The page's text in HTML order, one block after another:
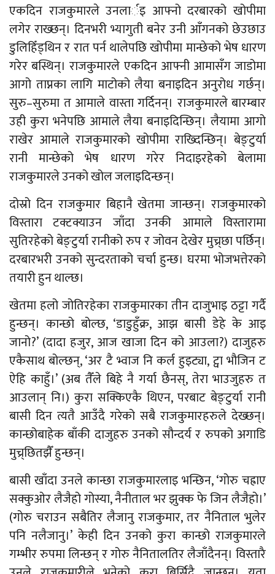
एकदिन राजकुमारले उनलार्इ आफ्नो दरबारको खोपीमा
लगेर राख्छन्। दिनभरी भ्यागुती बनेर उनी आँगनको छेउछाउ
डुलिहिँड्थिन र रात पर्न थालेपछि खोपीमा मान्छेको भेष धारण
गरेर बस्थिन्। राजकुमारले एकदिन आफ्नी आमासँग जाडोमा
आगो ताप्नका लागि माटोको लैया बनाइदिन अनुरोध गर्छन्।
सुरु–सुरुमा त आमाले वास्ता गर्दिनन्। राजकुमारले बारम्बार
उही कुरा भनेपछि आमाले लैया बनाइदिन्छिन्। लैयामा आगो
राखेर आमाले राजकुमारको खोपीमा राख्दिन्छिन्। बेङ्टुर्या
रानी मान्छेको भेष धारण गरेर निदाइरहेको बेलामा
राजकुमारले उनको खोल जलाइदिन्छन्।
दोस्रो दिन राजकुमार बिहानै खेतमा जान्छन्। राजकुमारको
विस्तारा टक्टक्याउन जाँदा उनकी आमाले विस्तारामा
सुतिरहेको बेङ्टुर्या रानीको रुप र जोवन देखेर मुच्र्छा पर्छिन्।
दरबारभरी उनको सुन्दरताको चर्चा हुन्छ। घरमा भोजभत्तेरको
तयारी हुन थाल्छ।
खेतमा हलो जोतिरहेका राजकुमारका तीन दाजुभाइ ठट्टा गर्दै
हुन्छन्। कान्छो बोल्छ, ‘डाडुहुँक्र, आझ बासी डेहे के आइ
जानो?’ (दादा हजुर, आज खाजा दिन को आउला?) दाजुहरु
एकैसाथ बोल्छन्, ‘अर टै भ्वाज नि कर्ल हुइट्या, ट्वा भौजिन ट
ऐहि काहुँ।’ (अब तैँले बिहे नै गर्या छैनस्, तेरा भाउजुहरु त
आउलान् नि।) कुरा सक्किएकै थिएन, परबाट बेङ्टुर्या रानी
बासी दिन त्यतै आउँदै गरेको सबै राजकुमारहरुले देख्छन्।
कान्छोबाहेक बाँकी दाजुहरु उनको सौन्दर्य र रुपको अगाडि
मुच्र्छितझैँ हुन्छन्।
बासी खाँदा उनले कान्छा राजकुमारलाइ भन्छिन, ‘गोरु चह्राए
सक्कुओर लैजैहो गोस्या, नैनीताल भर झुक्क फे जिन लैजैहो।’
(गोरु चराउन सबैतिर लैजानु राजकुमार, तर नैनिताल भुलेर
पनि नलैजानु।’ केही दिन उनको कुरा कान्छो राजकुमारले
गम्भीर रुपमा लिन्छन् र गोरु नैनितालतिर लैजाँदैनन्। विस्तारै